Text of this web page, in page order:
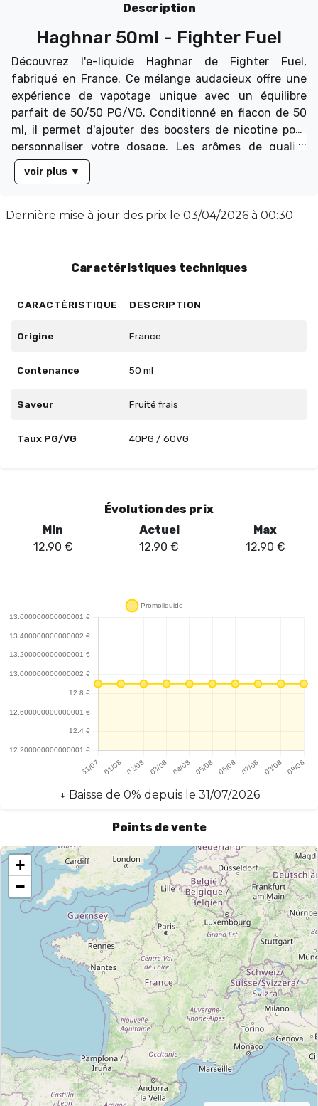
Description
Haghnar 50ml - Fighter Fuel
Découvrez l'e-liquide Haghnar de Fighter Fuel,
fabriqué en France. Ce mélange audacieux offre une
expérience de vapotage unique avec un équilibre
parfait de 50/50 PG/VG. Conditionné en flacon de 50
ml, il permet d'ajouter des boosters de nicotine pour
personnaliser votre dosage. Les arômes de qualité
alimentaire garantissent une vape sans diacétyle,
parabène ni ambrox. Pour une utilisation optimale,
emploi si vous ajoutez des boosters.
voir plus ▼
Dernière mise à jour des prix le 03/04/2026 à 00:30
Caractéristiques techniques
CARACTÉRISTIQUE DESCRIPTION
Origine France
Contenance 50 ml
Saveur Fruité frais
Taux PG/VG 40PG / 60VG
Évolution des prix
Min
12.90 €
Actuel
12.90 €
Max
12.90 €
↓ Baisse de 0% depuis le 31/07/2026
Points de vente
+
−